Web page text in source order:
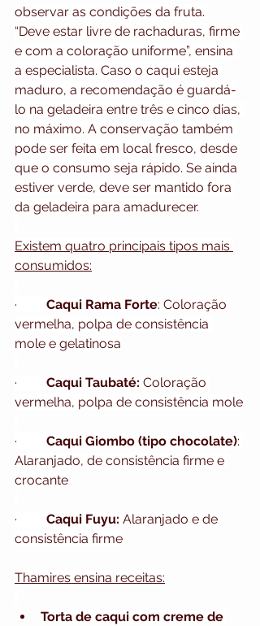
observar as condições da fruta.
“Deve estar livre de rachaduras, firme
e com a coloração uniforme”, ensina
a especialista. Caso o caqui esteja
maduro, a recomendação é guardá-
lo na geladeira entre três e cinco dias,
no máximo. A conservação também
pode ser feita em local fresco, desde
que o consumo seja rápido. Se ainda
estiver verde, deve ser mantido fora
da geladeira para amadurecer.
Existem quatro principais tipos mais
consumidos:
· Caqui Rama Forte: Coloração
vermelha, polpa de consistência
mole e gelatinosa
· Caqui Taubaté: Coloração
vermelha, polpa de consistência mole
· Caqui Giombo (tipo chocolate):
Alaranjado, de consistência firme e
crocante
· Caqui Fuyu: Alaranjado e de
consistência firme
Thamires ensina receitas:
Torta de caqui com creme de